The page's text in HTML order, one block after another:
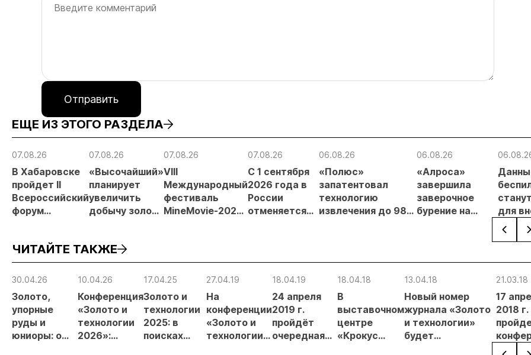
Отправить
ЕЩЕ ИЗ ЭТОГО РАЗДЕЛА
07.08.26
В Хабаровске
пройдет II
Всероссийский
форум
России»
07.08.26
«Высочайший»
планирует
увеличить
добычу золота
07.08.26
VIII
Международный
фестиваль
MineMovie-2026
07.08.26
С 1 сентября
2026 года в
России
отменяется
отраслевые
риски и
06.08.26
«Полюс»
запатентовал
технологию
извлечения до 98%
06.08.26
«Алроса»
завершила
заверочное
бурение на
для
ЧИТАЙТЕ ТАКЖЕ
30.04.26
Золото,
упорные
руды и
юниоры: о
10.04.26
Конференция
«Золото и
технологии
2026»:
17.04.25
Золото и
технологии
2025: в
поисках
27.04.19
На
конференции
«Золото и
технологии»
18.04.19
24 апреля
2019 г.
пройдёт
очередная
18.04.18
В
выставочном
центре
«Крокус
13.04.18
Новый номер
журнала «Золото
и технологии»
будет
21.03.18
17
2018 г.